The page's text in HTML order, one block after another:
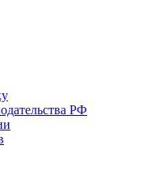
РФ